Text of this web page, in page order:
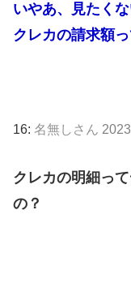
いやあ、見たく
クレカの請求額
16: 名無しさん
クレカの明細っ
の？